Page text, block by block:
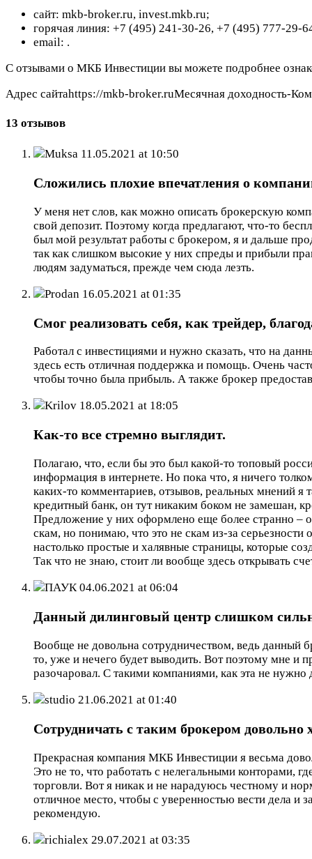
сайт: mkb-broker.ru, invest.mkb.ru;
горячая линия: +7 (495) 241-30-26, +7 (495) 777-29-
email: .
С отзывами о МКБ Инвестиции вы можете подробнее
Адрес сайтаhttps://mkb-broker.ruМесячная доходность-
13 отзывов
Muksa 11.05.2021 at 10:50
Сложились плохие впечатления о
У меня нет слов, как можно описать брокерскую
свой депозит. Поэтому когда предлагают, что-то
был мой результат работы с брокером, я и дальше
так как слишком высокие у них спреды и прибыли
людям задуматься, прежде чем сюда лезть.
Prodan 16.05.2021 at 01:35
Смог реализовать себя, как трейдер,
Работал с инвестициями и нужно сказать, что на
здесь есть отличная поддержка и помощь. Очень
чтобы точно была прибыль. А также брокер
Krilov 18.05.2021 at 18:05
Как-то все стремно выглядит.
Полагаю, что, если бы это был какой-то топовый
информация в интернете. Но пока что, я ничего
каких-то комментариев, отзывов, реальных мнений
кредитный банк, он тут никаким боком не замешан,
Предложение у них оформлено еще более странно –
скам, но понимаю, что это не скам из-за серьезности
настолько простые и халявные страницы, которые
Так что не знаю, стоит ли вообще здесь открывать
ПАУК04.06.2021 at 06:04
Данный дилинговый центр слишком
Вообще не довольна сотрудничеством, ведь данный
то, уже и нечего будет выводить. Вот поэтому мне и
разочаровал. С такими компаниями, как эта не нужно
studio 21.06.2021 at 01:40
Сотрудничать с таким брокером довольно
Прекрасная компания МКБ Инвестиции я весьма
Это не то, что работать с нелегальными конторами,
торговли. Вот я никак и не нарадуюсь честному и
отличное место, чтобы с уверенностью вести дела и
рекомендую.
richialex 29.07.2021 at 03:35